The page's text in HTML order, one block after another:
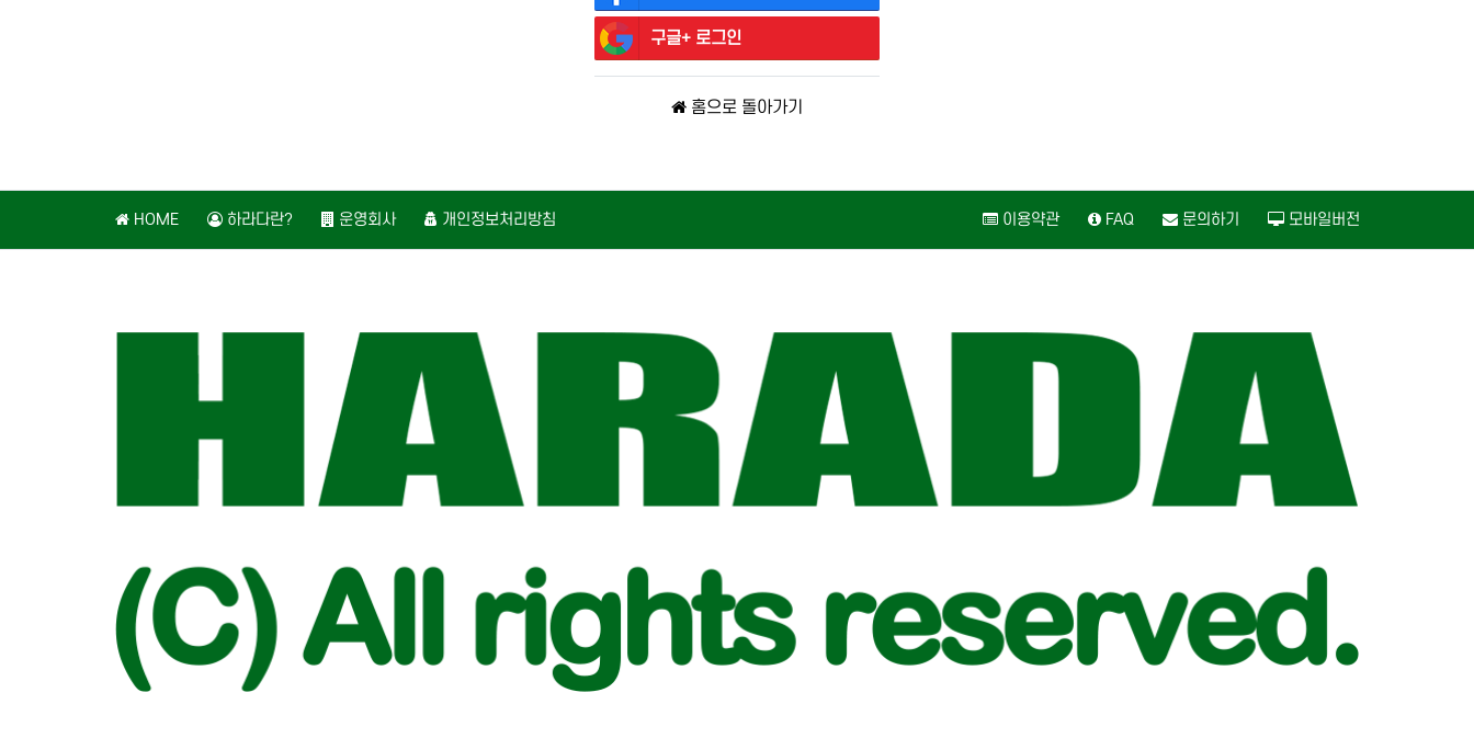
구글+ 로그인
홈으로 돌아가기
HOME 하라다란? 운영회사 개인정보처리방침 이용약관 FAQ 문의하기 모바일버전